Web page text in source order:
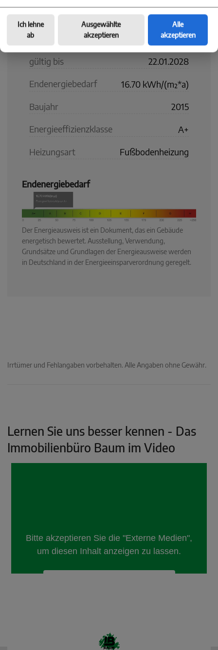
Art Bedarf
Ausstellungsdatum 23.01.2018
gültig bis 22.01.2028
Endenergiebedarf 16.70 kWh/(m²*a)
Baujahr 2015
Energieeffizienzklasse A+
Heizungsart Fußbodenheizung
Endenergiebedarf
Der Energieausweis ist ein Dokument, das ein Gebäude
energetisch bewertet. Ausstellung, Verwendung,
Grundsätze und Grundlagen der Energieausweise werden
in Deutschland in der Energieeinsparverordnung geregelt.
Irrtümer und Fehlangaben vorbehalten. Alle Angaben ohne Gewähr.
Lernen Sie uns besser kennen - Das
Immobilienbüro Baum im Video
Ich lehne
ab
Ausgewählte
akzeptieren
Alle
akzeptieren